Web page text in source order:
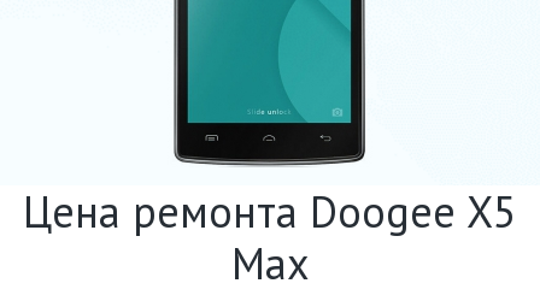
Цена ремонта Doogee X5
Max